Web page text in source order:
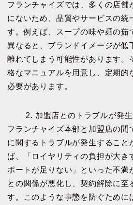
フランチャイズでは、多くの店舗
にないため、品質やサービスの統
す。例えば、スープの味や麺の茹
異なると、ブランドイメージが低
離れてしまう可能性があります。
格なマニュアルを用意し、定期的
必要があります。
2. 加盟店とのトラブルが発生
フランチャイズ本部と加盟店の間
に関するトラブルが発生すること
ば、「ロイヤリティの負担が大き
ポートが足りない」といった不満
との関係が悪化し、契約解除に至
す。このような事態を防ぐために